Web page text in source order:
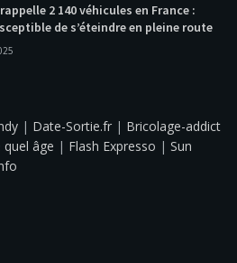
2 140 véhicules en France :
de s’éteindre en pleine route
| Date-Sortie.fr | Bricolage-addict
âge | Flash Expresso | Sun